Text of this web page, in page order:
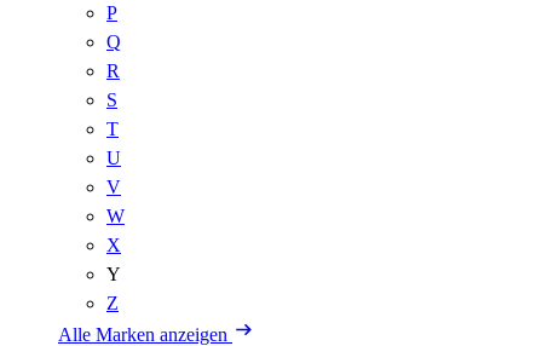
P
Q
R
S
T
U
V
W
X
Y
Z
Alle Marken anzeigen